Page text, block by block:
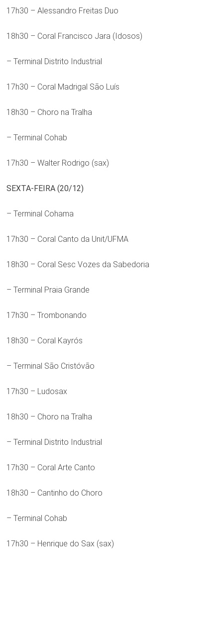
17h30 – Alessandro Freitas Duo
18h30 – Coral Francisco Jara (Idosos)
– Terminal Distrito Industrial
17h30 – Coral Madrigal São Luís
18h30 – Choro na Tralha
– Terminal Cohab
17h30 – Walter Rodrigo (sax)
SEXTA-FEIRA (20/12)
– Terminal Cohama
17h30 – Coral Canto da Unit/UFMA
18h30 – Coral Sesc Vozes da Sabedoria
– Terminal Praia Grande
17h30 – Trombonando
18h30 – Coral Kayrós
– Terminal São Cristóvão
17h30 – Ludosax
18h30 – Choro na Tralha
– Terminal Distrito Industrial
17h30 – Coral Arte Canto
18h30 – Cantinho do Choro
– Terminal Cohab
17h30 – Henrique do Sax (sax)